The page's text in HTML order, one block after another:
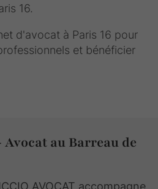
16.
d'avocat à Paris 16 pour
et bénéficier
au Barreau de
AVOCAT accompagne